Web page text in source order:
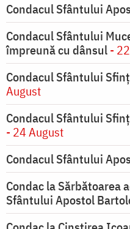
Condacul Sfântului
Condacul Sfântului
împreună cu dânsul-
Condacul Sfântului
August
Condacul Sfântului
- 24 August
Condacul Sfântului
Condac la Sărbătoarea
Sfântului Apostol